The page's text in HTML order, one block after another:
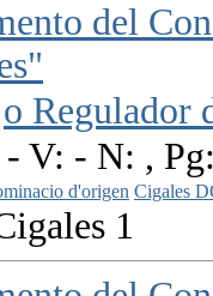
del
Regulador
V: - N: ,
d'origen Cigales
1